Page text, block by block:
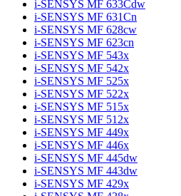
i-SENSYS MF 633Cdw
i-SENSYS MF 631Cn
i-SENSYS MF 628cw
i-SENSYS MF 623cn
i-SENSYS MF 543x
i-SENSYS MF 542x
i-SENSYS MF 525x
i-SENSYS MF 522x
i-SENSYS MF 515x
i-SENSYS MF 512x
i-SENSYS MF 449x
i-SENSYS MF 446x
i-SENSYS MF 445dw
i-SENSYS MF 443dw
i-SENSYS MF 429x